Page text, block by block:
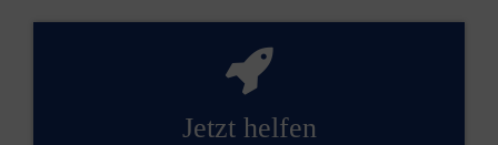
Jetzt helfen